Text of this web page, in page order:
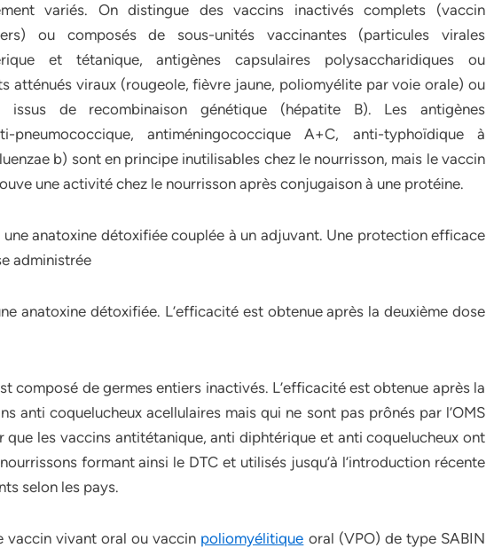
variés. On distingue des vaccins inactivés complets (vaccin
ou composés de sous-unités vaccinantes (particules virales
et tétanique, antigènes capsulaires polysaccharidiques ou
atténués viraux (rougeole, fièvre jaune, poliomyélite par voie orale) ou
issus de recombinaison génétique (hépatite B). Les antigènes
pneumococcique, antiméningococcique A+C, anti-typhoïdique à
b) sont en principe inutilisables chez le nourrisson, mais le vaccin
une activité chez le nourrisson après conjugaison à une protéine.
une anatoxine détoxifiée couplée à un adjuvant. Une protection efficace
administrée
anatoxine détoxifiée. L’efficacité est obtenue après la deuxième dose
composé de germes entiers inactivés. L’efficacité est obtenue après la
anti coquelucheux acellulaires mais qui ne sont pas prônés par l’OMS
les vaccins antitétanique, anti diphtérique et anti coquelucheux ont
formant ainsi le DTC et utilisés jusqu’à l’introduction récente
selon les pays.
vaccin vivant oral ou vaccin poliomyélitique oral (VPO) de type SABIN